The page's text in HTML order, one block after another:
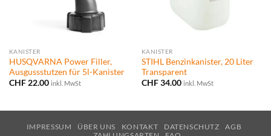
KANISTER
HUSQVARNA Power Filler,
Ausgussstutzen für 5l-Kanister
CHF22.00 inkl. MwSt
KANISTER
STIHL Benzinkanister, 20 Liter
Transparent
CHF34.00 inkl. MwSt
IMPRESSUM ÜBER UNS KONTAKT DATENSCHUTZ
AGB